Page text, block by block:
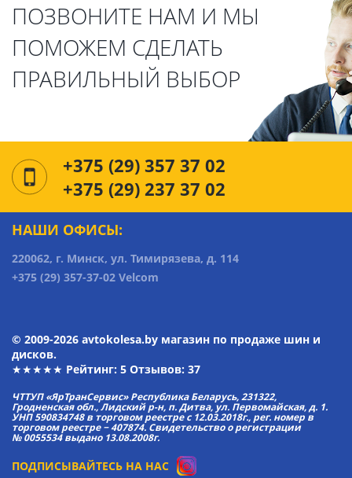
ПОЗВОНИТЕ НАМ И МЫ
ПОМОЖЕМ СДЕЛАТЬ
ПРАВИЛЬНЫЙ ВЫБОР
+375 (29) 357 37 02
+375 (29) 237 37 02
НАШИ ОФИСЫ:
220062, г. Минск, ул. Тимирязева, д. 114
+375 (29) 357-37-02 Velcom
© 2009-2026 avtokolesa.by магазин по продаже шин и
дисков.
★★★★★ Рейтинг: 5 Отзывов: 37
ЧТТУП «ЯрТранСервис» Республика Беларусь, 231322,
Гродненская обл., Лидский р-н, п. Дитва, ул. Первомайская, д. 1.
УНП 590834748 в торговом реестре с 12.03.2018г., рег. номер в
торговом реестре − 407874. Свидетельство о регистрации
№ 0055534 выдано 13.08.2008г.
ПОДПИСЫВАЙТЕСЬ НА НАС